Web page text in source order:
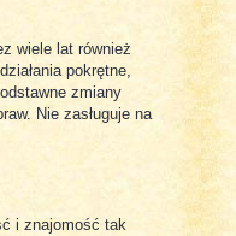
wiele lat również
pokrętne,
zmiany
Nie zasługuje na
i znajomość tak